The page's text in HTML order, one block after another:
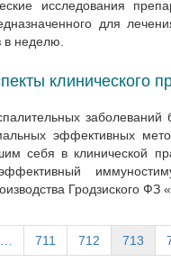
исследования
для
в неделю.
клинического
эффективных
себя в клинической
Гродзиского ФЗ
711 712 713